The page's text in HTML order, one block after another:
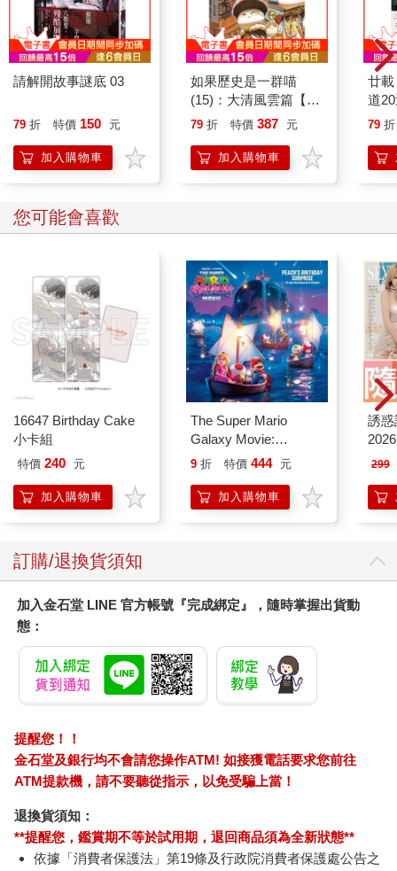
請解開故事謎底 03
79 折 特價 150 元
加入購物車
如果歷史是一群喵
(15)：大清風雲篇【萌
貓漫畫學歷史】
79 折 特價 387 元
加入購物車
廿
道
79 折
您可能會喜歡
16647 Birthday Cake
小卡組
特價 240 元
加入購物車
The Super Mario
Galaxy Movie:
Peach`s Birthday
Mario Galaxy Movie
Storybook
9 折 特價 444 元
加入購物車
誘
款
299
訂購/退換貨須知
加入金石堂 LINE 官方帳號『完成綁定』，隨時掌握出貨動
態：
提醒您！！
金石堂及銀行均不會請您操作ATM! 如接獲電話要求您前往
ATM提款機，請不要聽從指示，以免受騙上當！
退換貨須知：
**提醒您，鑑賞期不等於試用期，退回商品須為全新狀態**
依據「消費者保護法」第19條及行政院消費者保護處公告之